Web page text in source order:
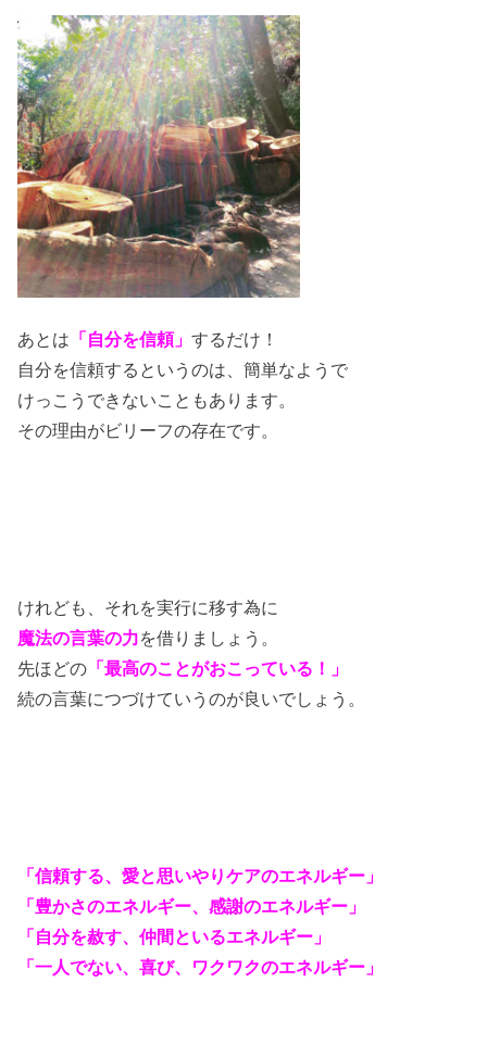
あとは 「自分を信頼」するだけ！
自分を信頼するというのは、簡単なようで
けっこうできないこともあります。
その理由がビリーフの存在です。
けれども、それを実行に移す為に
魔法の言葉の力を借りましょう。
先ほどの 「最高のことがおこっている！」
続の言葉につづけていうのが良いでしょう。
「信頼する、愛と思いやりケアのエネルギー」
「豊かさのエネルギー、感謝のエネルギー」
「自分を赦す、仲間といるエネルギー」
「一人でない、喜び、ワクワクのエネルギー」